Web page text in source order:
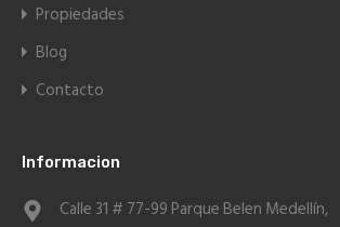
Propiedades
Blog
Contacto
Informacion
Calle 31 # 77-99 Parque Belen Medellín,